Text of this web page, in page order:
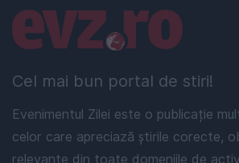
Cel mai bun portal de stiri!
Evenimentul Zilei este o publicație
celor care apreciază știrile corecte,
relevante din toate domeniile de
Linkuri utile